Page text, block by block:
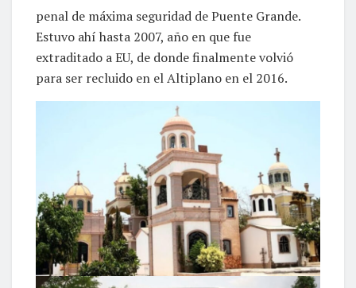
penal de máxima seguridad de Puente Grande.
Estuvo ahí hasta 2007, año en que fue
extraditado a EU, de donde finalmente volvió
para ser recluido en el Altiplano en el 2016.